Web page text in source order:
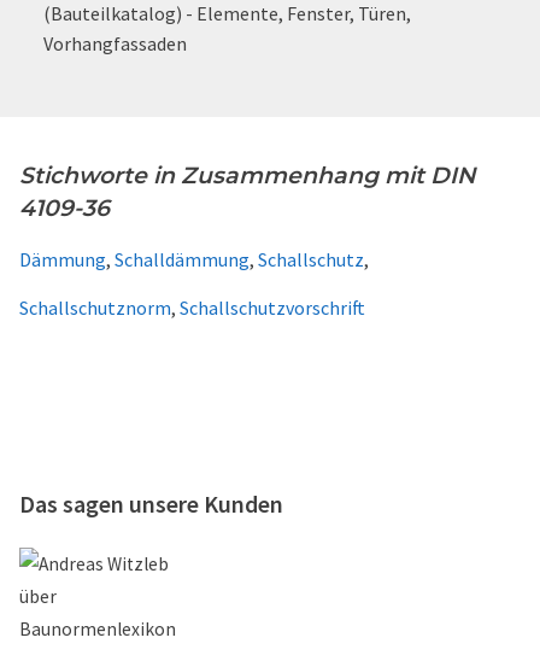
(Bauteilkatalog) - Elemente, Fenster, Türen,
Vorhangfassaden
Stichworte in Zusammenhang mit DIN
4109-36
Dämmung, Schalldämmung, Schallschutz,
Schallschutznorm, Schallschutzvorschrift
Das sagen unsere Kunden